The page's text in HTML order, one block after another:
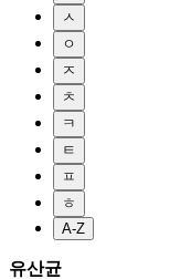
ㅅ
ㅇ
ㅈ
ㅊ
ㅋ
ㅌ
ㅍ
ㅎ
A-Z
유산균